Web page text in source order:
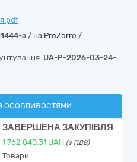
a / на ProZorro /
UA-P-2026-03-24-
З ОСОБЛИВОСТЯМИ
ЗАВЕРШЕНА ЗАКУПІВЛЯ
1 762 840,31 UAH (з ПДВ)
Товари